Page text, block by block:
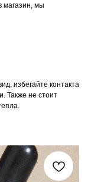
магазин, мы
избегайте контакта
Также не стоит